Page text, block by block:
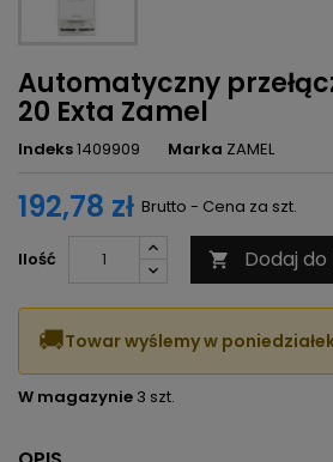
Automatyczny
20 Exta Zamel
Indeks1409909 Marka ZAMEL
192,78 zł Brutto - Cena za szt.
Ilość  Dodaj
🚚Towar wyślemy w
W magazynie 3 szt.